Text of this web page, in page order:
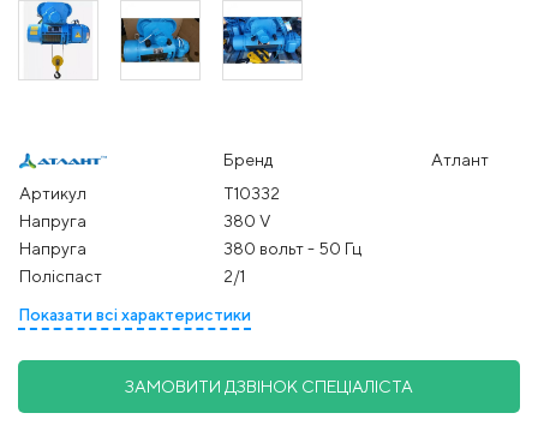
Бренд
Атлант
Артикул
Т10332
Напруга
380 V
Напруга
380 вольт - 50 Гц
Поліспаст
2/1
Показати всі характеристики
ЗАМОВИТИ ДЗВІНОК СПЕЦІАЛІСТА